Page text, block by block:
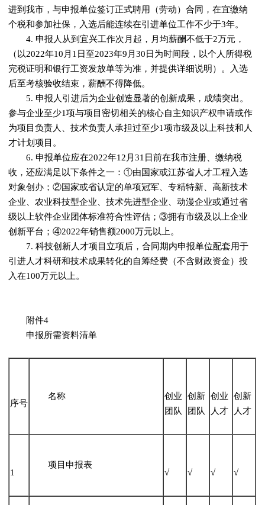
进到我市，与申报单位签订正式聘用（劳动）合同，在宜缴纳
个税和参加社保，入选后能连续在引进单位工作不少于3年。
4. 申报人从到宜兴工作次月起，月均薪酬不低于2万元，
（以2022年10月1日至2023年9月30日为时间段，以个人所得税
完税证明和银行工资发放单等为准，并提供详细说明）。入选
后至考核验收结束，薪酬不得降低。
5. 申报人引进后为企业创造显著的创新成果，成绩突出。
参与企业至少1项与项目密切相关的核心自主知识产权申请或作
为项目负责人、技术负责人承担过至少1项市级及以上科技和人
才计划项目。
6. 申报单位应在2022年12月31日前在我市注册、缴纳税
收，还应满足以下条件之一：①由国家或江苏省人才工程入选
对象创办；②国家或省认定的单项冠军、专精特新、高新技术
企业、农业科技型企业、技术先进型企业、动漫企业或通过省
级以上软件企业团体标准符合性评估；③拥有市级及以上企业
创新平台；④2022年销售额2000万元以上。
7. 科技创新人才项目立项后，合同期内申报单位配套用于
引进人才科研和技术成果转化的自筹经费（不含财政资金）投
入在100万元以上。
附件4
申报所需资料清单
序号
名称
创业
团队
创新
团队
创业
人才
创新
人才
1
项目申报表
√
√ √ √